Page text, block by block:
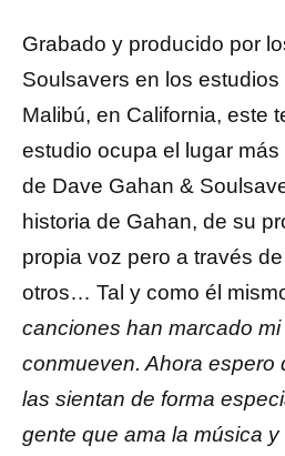
Grabado y producido por
Soulsavers en los
Malibú, en California, este
estudio ocupa el lugar
de Dave Gahan &
historia de Gahan, de su
propia voz pero a través
otros… Tal y como él
canciones han marcado
conmueven. Ahora espero
las sientan de forma
gente que ama la música